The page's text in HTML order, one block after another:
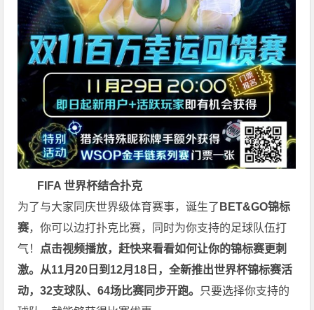
FIFA 世界杯结合扑克
为了与大家同庆世界级体育赛事，诞生了 BET&GO锦标
赛，你可以边打扑克比赛，同时为你支持的足球队伍打
气！ 点击视频播放，赶快来看看如何让你的锦标赛更刺
激。 从11月20日到12月18日，全新推出世界杯锦标赛活
动，32支球队、64场比赛同步开跑。 只要选择你支持的